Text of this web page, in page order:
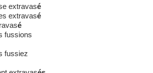
extravasé
extravasé
é
fussions
fussiez